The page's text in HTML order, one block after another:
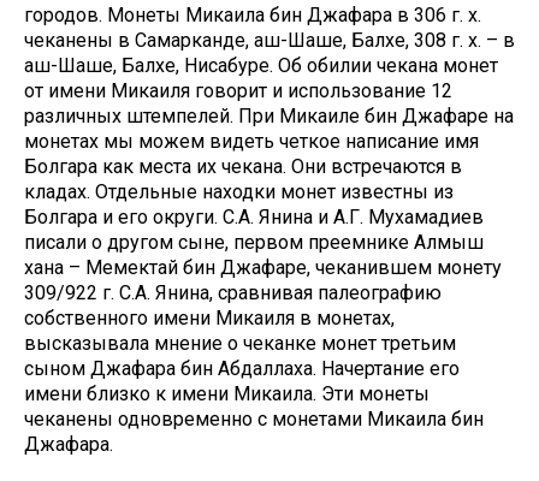
городов. Монеты Микаила бин Джафара в 306 г. х.
чеканены в Самарканде, аш-Шаше, Балхе, 308 г. х. – в
аш-Шаше, Балхе, Нисабуре. Об обилии чекана монет
от имени Микаиля говорит и использование 12
различных штемпелей. При Микаиле бин Джафаре на
монетах мы можем видеть четкое написание имя
Болгара как места их чекана. Они встречаются в
кладах. Отдельные находки монет известны из
Болгара и его округи. С.А. Янина и А.Г. Мухамадиев
писали о другом сыне, первом преемнике Алмыш
хана – Мемектай бин Джафаре, чеканившем монету
309/922 г. С.А. Янина, сравнивая палеографию
собственного имени Микаиля в монетах,
высказывала мнение о чеканке монет третьим
сыном Джафара бин Абдаллаха. Начертание его
имени близко к имени Микаила. Эти монеты
чеканены одновременно с монетами Микаила бин
Джафара.